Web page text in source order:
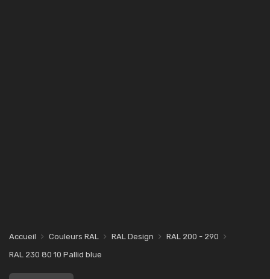
Accueil Couleurs RAL RAL Design
RAL 200 - 290
RAL 230 80 10 Pallid blue